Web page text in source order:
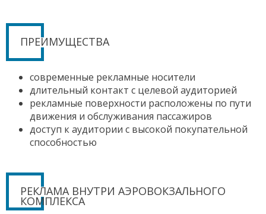
ПРЕИМУЩЕСТВА
современные рекламные носители
длительный контакт с целевой аудиторией
рекламные поверхности расположены по пути
движения и обслуживания пассажиров
доступ к аудитории с высокой покупательной
способностью
РЕКЛАМА ВНУТРИ АЭРОВОКЗАЛЬНОГО
КОМПЛЕКСА